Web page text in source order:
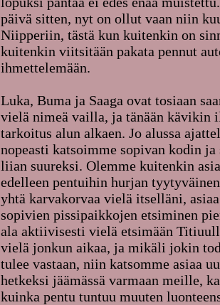
päivä sitten, nyt on ollut vaan niin
Niipperiin, tästä kun kuitenkin on
kuitenkin viitsitään pakata pennut
ihmettelemään.
Luka, Buma ja Saaga ovat tosiaan
vielä nimeä vailla, ja tänään
tarkoitus alun alkaen. Jo alussa
nopeasti katsoimme sopivan kodin
liian suureksi. Olemme kuitenkin
edelleen pentuihin hurjan
yhtä karvakorvaa vielä itselläni,
sopivien pissipaikkojen etsiminen
ala aktiivisesti vielä etsimään
vielä jonkun aikaa, ja mikäli jokin
tulee vastaan, niin katsomme asiaa
hetkeksi jäämässä varmaan meille,
kuinka pentu tuntuu muuten